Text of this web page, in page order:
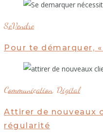
SeVendre
Pour te démarquer,
Communication, Digital
Attirer de nouveaux
régularité